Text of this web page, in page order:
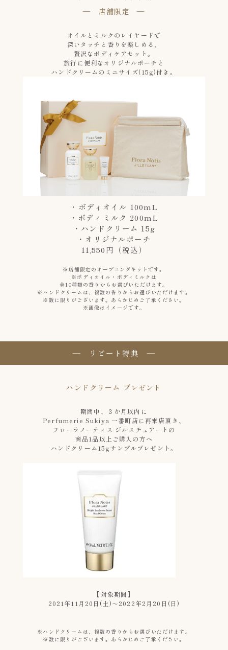
― 店舗限定 ―
オイルとミルクのレイヤードで
深いタッチと香りを楽しめる、
贅沢なボディケアセット。
旅行に便利なオリジナルポーチと
ハンドクリームのミニサイズ(15g)付き。
・ボディオイル 100mL
・ボディミルク 200mL
・ハンドクリーム 15g
・オリジナルポーチ
11,550円（税込）
※店舗限定のオープニングキットです。
※ボディオイル・ボディミルクは
全10種類の香りからお選びいただけます。
※ハンドクリームは、複数の香りからお選びいただけます。
※数に限りがございます。あらかじめご了承ください。
※画像はイメージです。
― リピート特典 ―
ハンドクリーム プレゼント
期間中、３か月以内に
Perfumerie Sukiya 一番町店に再来店頂き、
フローラノーティス ジルスチュアートの
商品1品以上ご購入の方へ
ハンドクリーム15gサンプルプレゼント。
【対象期間】
2021年11月20日(土)～2022年2月20日(日)
※ハンドクリームは、複数の香りからお選びいただけます。
※数に限りがございます。あらかじめご了承ください。